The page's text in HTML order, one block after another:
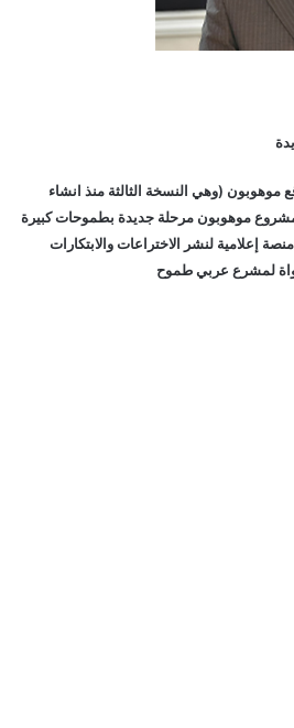
موهوبون (وهي النسخة الثالثة منذ انشاء
2007) يدخل مشروع موهوبون مرحلة جديدة بطموحات كبيرة
إعلامية لنشر الاختراعات والابتكارات
لمشرع عربي طموح